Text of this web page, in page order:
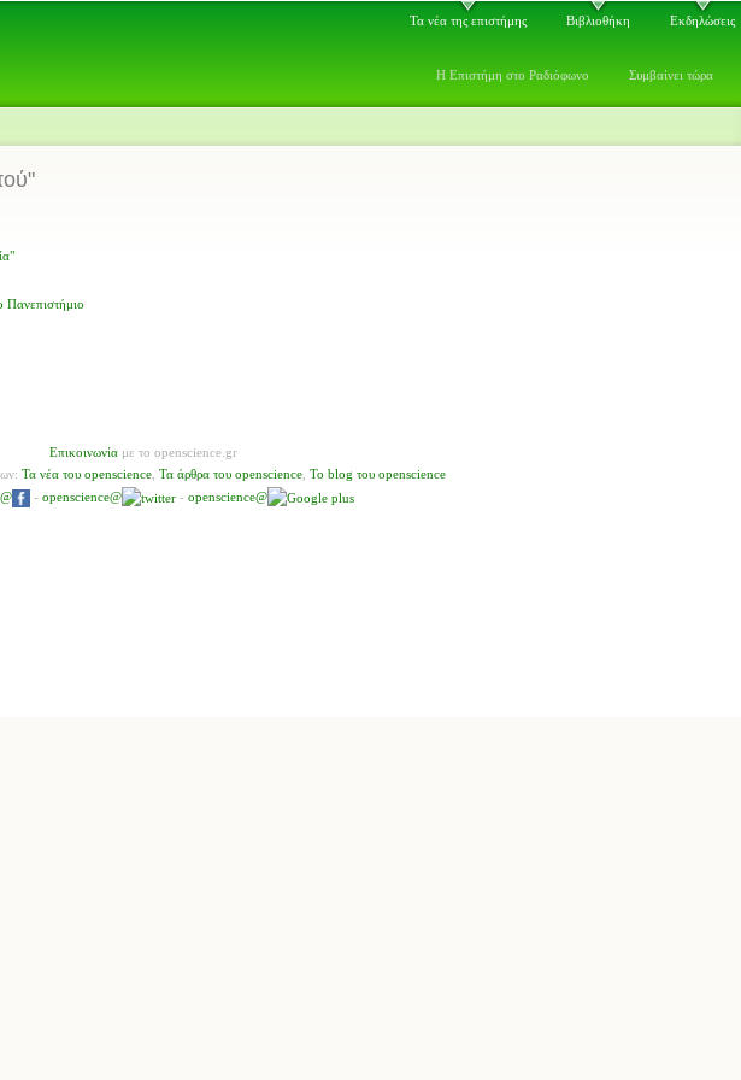
Τα νέα της επιστήμης Βιβλιοθήκη Εκδηλώσεις
Η Επιστήμη στο Ραδιόφωνο Συμβαίνει τώρα
Επικοινωνία με το openscience.gr
Τα νέα του openscience, Τα άρθρα του openscience, To blog του openscience
- openscience@ - openscience@